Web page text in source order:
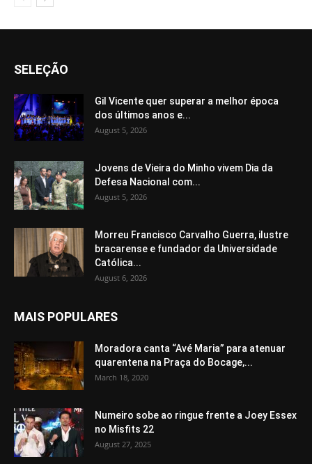
SELEÇÃO
Gil Vicente quer superar a melhor época
dos últimos anos e...
August 5, 2026
Jovens de Vieira do Minho vivem Dia da
Defesa Nacional com...
August 5, 2026
Morreu Francisco Carvalho Guerra, ilustre
bracarense e fundador da Universidade
Católica...
August 6, 2026
MAIS POPULARES
Moradora canta “Avé Maria” para atenuar
quarentena na Praça do Bocage,...
March 18, 2020
Numeiro sobe ao ringue frente a Joey Essex
no Misfits 22
August 27, 2025